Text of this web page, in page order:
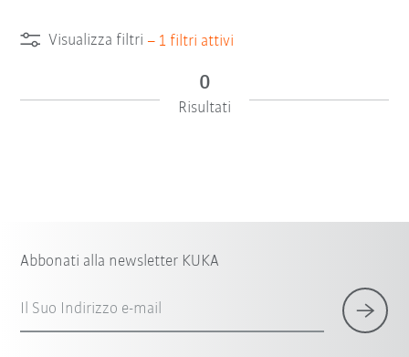
Visualizza filtri – 1 filtri attivi
0
Risultati
Abbonati alla newsletter KUKA
Il Suo Indirizzo e-mail